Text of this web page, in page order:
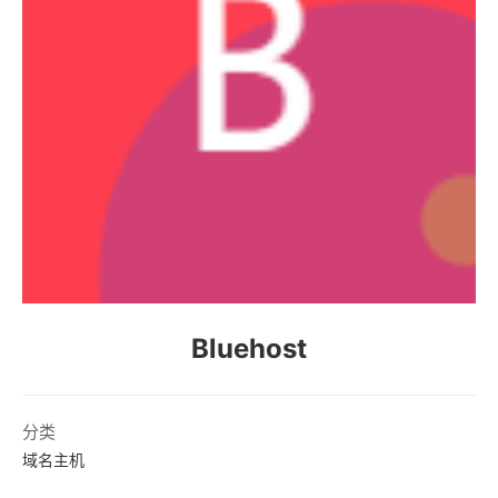
Bluehost
分类
域名主机